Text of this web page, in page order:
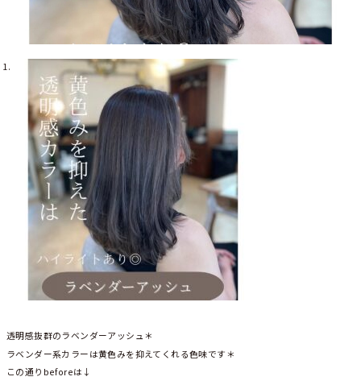
透明感抜群のラベンダーアッシュ＊
ラベンダー系カラーは黄色みを抑えてくれる色味です＊
この通りbeforeは↓